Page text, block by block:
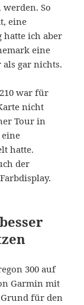
So
eine
hatte ich aber
eine
als gar nichts.
war für
nicht
Tour in
hatte.
der
300 auf
Garmin mit
für den